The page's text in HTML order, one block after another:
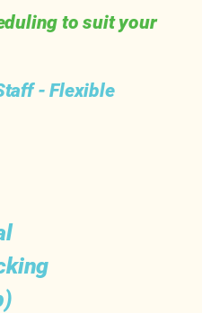
to suit your
- Flexible